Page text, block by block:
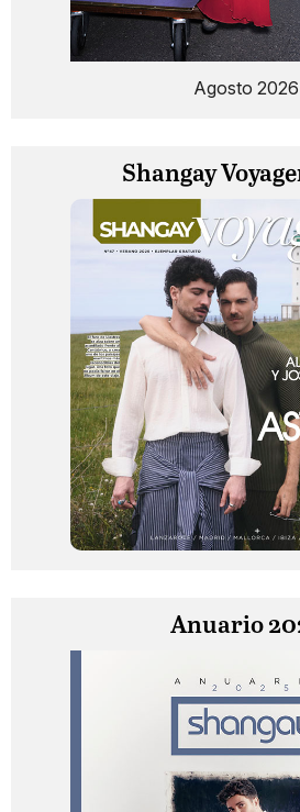
Agosto 2026
Shangay
Anuario